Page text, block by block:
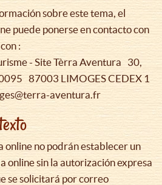
sobre este tema, el
puede ponerse en contacto con
:
- Site Tèrra Aventura 30,
87003 LIMOGES CEDEX 1
aventura.fr
online no podrán establecer un
online sin la autorización expresa
se solicitará por correo